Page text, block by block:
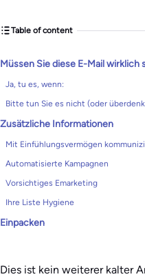
Table of content
Müssen Sie diese E-Mail wirklich
Ja, tu es, wenn:
Bitte tun Sie es nicht (oder
Zusätzliche Informationen
Mit Einfühlungsvermögen
Automatisierte Kampagnen
Vorsichtiges Emarketing
Ihre Liste Hygiene
Einpacken
Dies ist kein weiterer kalter